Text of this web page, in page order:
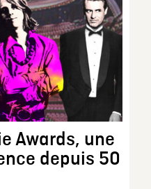
Awards, une
depuis 50